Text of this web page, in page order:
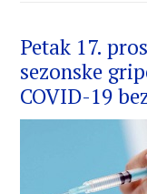
Petak 17.
sezonske
COVID-19